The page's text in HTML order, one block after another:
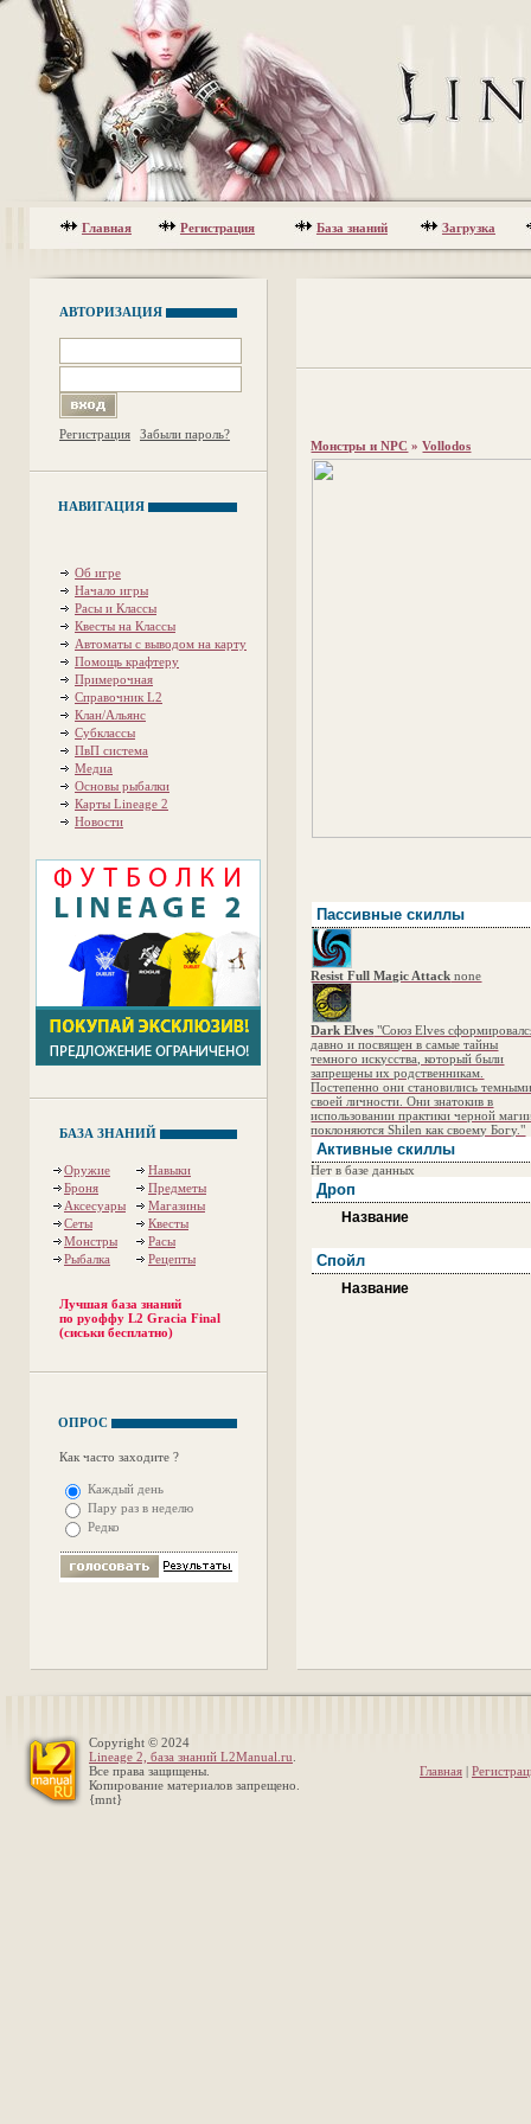
Главная Регистрация База знаний Загрузка
АВТОРИЗАЦИЯ
Регистрация Забыли пароль?
НАВИГАЦИЯ
Об игре
Начало игры
Расы и Классы
Квесты на Классы
Автоматы с выводом на карту
Помощь крафтеру
Примерочная
Справочник L2
Клан/Альянс
Субклассы
ПвП система
Медиа
Основы рыбалки
Карты Lineage 2
Новости
БАЗА ЗНАНИЙ
Оружие
Навыки
Броня
Предметы
Аксесуары
Магазины
Сеты
Квесты
Монстры
Расы
Рыбалка
Рецепты
Лучшая база знаний
по руоффу L2 Gracia Final
(сиськи бесплатно)
ОПРОС
Как часто заходите ?
Каждый день
Пару раз в неделю
Редко
Монстры и NPC »Vollodos
Пассивные скиллы
Resist Full Magic Attack none
Dark Elves "Союз Elves
давно и посвящен в самые тайны
темного искусства, который были
запрещены их родственникам.
Постепенно они становились
своей личности. Они знатокив в
использовании практики черной
поклоняются Shilen как своему Богу."
Активные скиллы
Нет в базе данных
Дроп
Название
Спойл
Название
Copyright © 2024
Lineage 2, база знаний L2Manual.ru
Все права защищены.
Копирование материалов запрещено.
{mnt}
Главная |